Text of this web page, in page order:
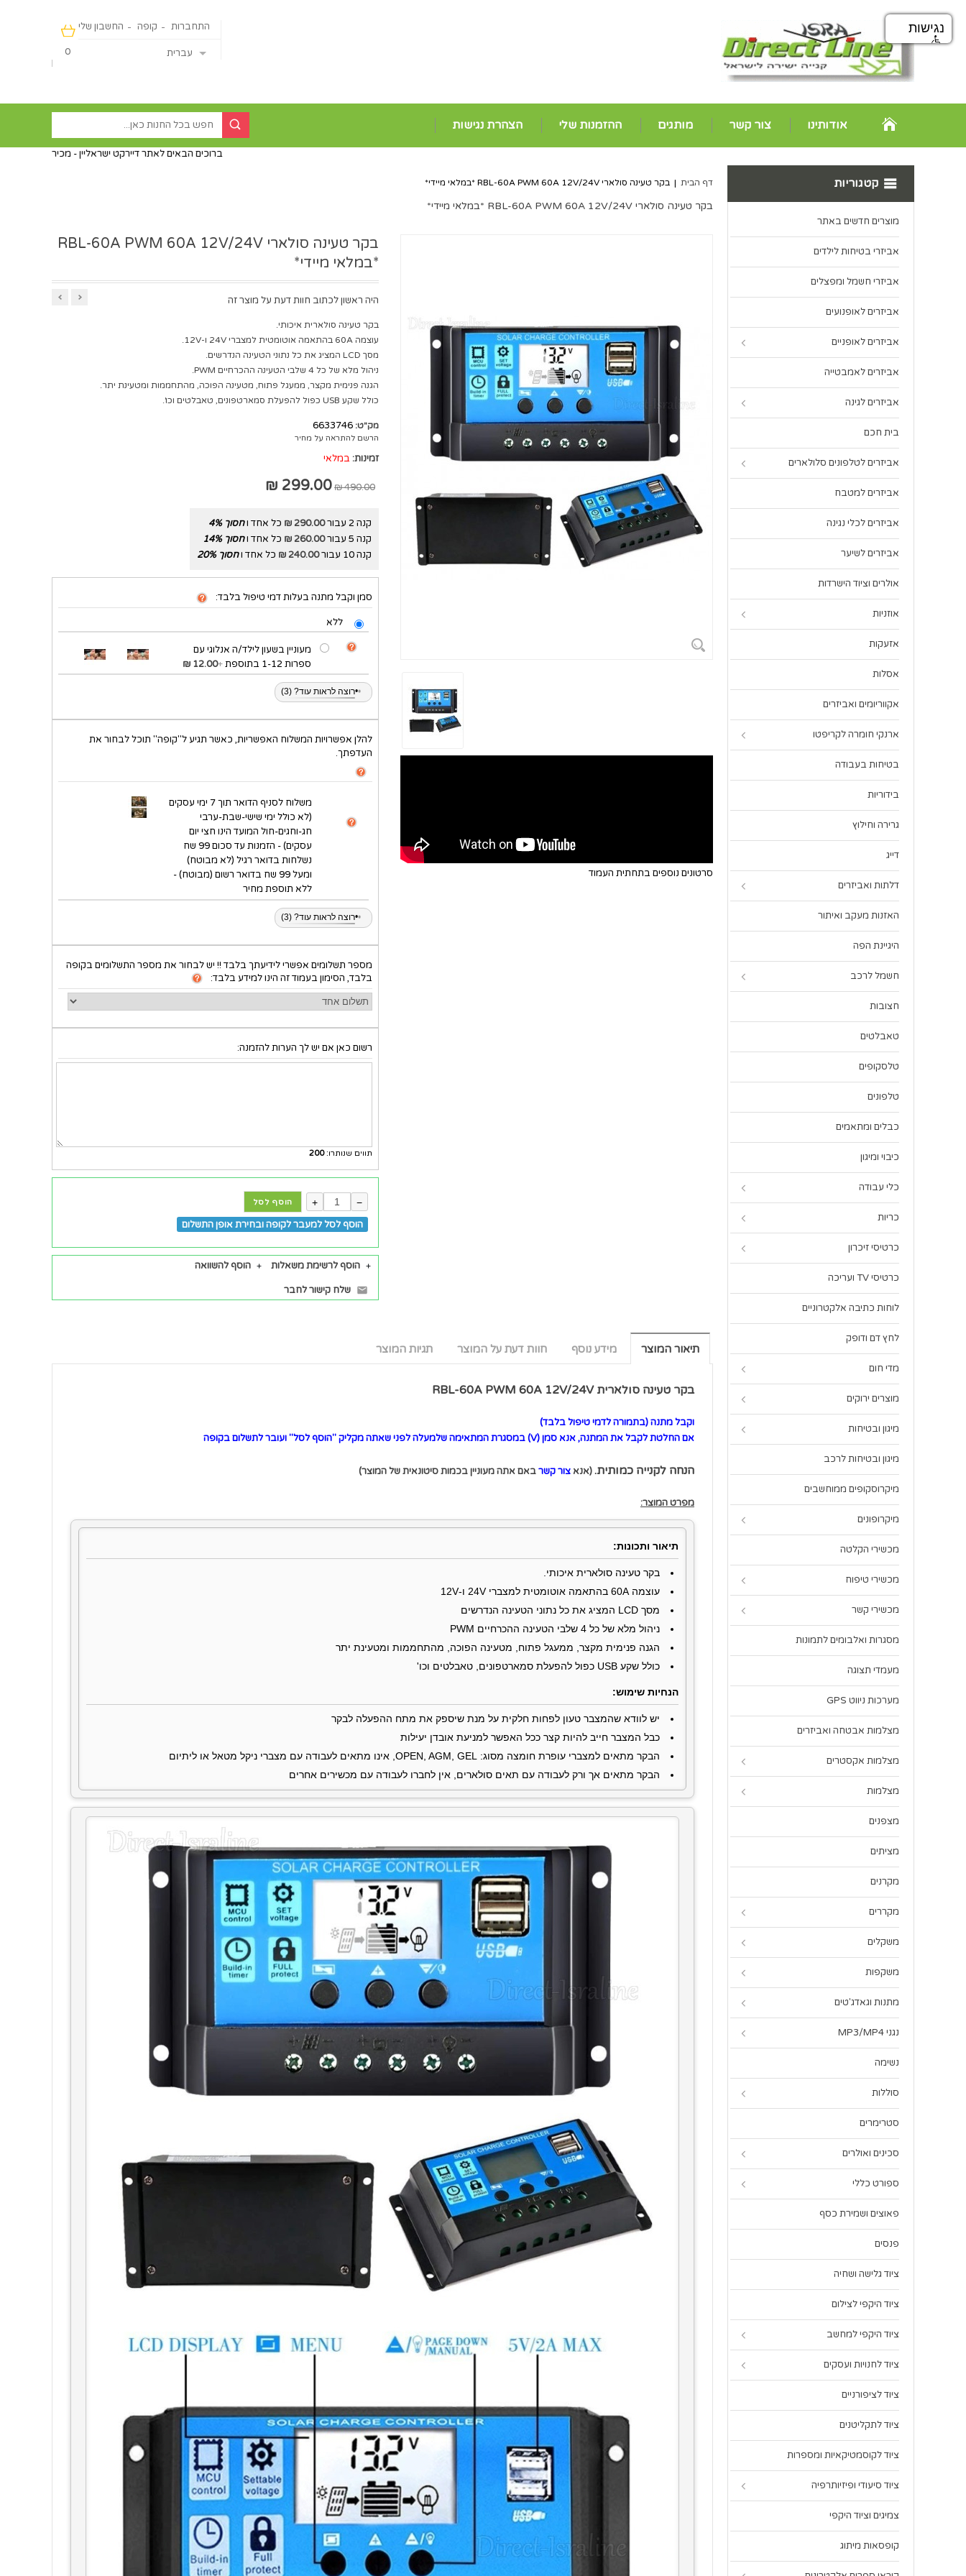
0
החשבון שלי קופה התחברות
עברית
אודותינו צור קשר מותגים ההזמנות שלי הצהרת נגישות
ברוכים הבאים לאתר דיירקט ישראליין - מכירה מהיבואן ישירות לצרכן
דף הבית | בקר טעינה סולארי RBL-60A PWM 60A 12V/24V *במלאי מיידי*
בקר טעינה סולארי RBL-60A PWM 60A 12V/24V *במלאי מיידי*
סרטונים נוספים בתחתית העמוד
בקר טעינה סולארי RBL-60A PWM 60A 12V/24V
*במלאי מיידי*
היה ראשון לכתוב חוות דעת על מוצר זה
בקר טעינה סולארית איכותי.
עוצמה 60A בהתאמה אוטומטית למצברי 24V ו-12V.
מסך LCD המציג את כל נתוני הטעינה הנדרשים.
ניהול מלא של כל 4 שלבי הטעינה ההכרחיים PWM.
הגנה פנימית מקצר, ממעגל פתוח, מטעינה הפוכה, מהתחממות ומטעינת יתר.
כולל שקע USB כפול להפעלת סמארטפונים, טאבלטים וכו'.
מק"ט: 6633746
הרשם להתראה על מחיר
זמינות: במלאי
490.00 ₪
299.00 ₪
קנה 2 עבור 290.00 ₪ כל אחד וחסוך 4%
קנה 5 עבור
260.00 ₪ כל אחד וחסוך 14%
קנה 10 עבור
240.00 ₪ כל אחד וחסוך 20%
סמן וקבל מתנה בעלות דמי טיפול בלבד:
ללא
מעוניין בשעון לילד/ה אנלוגי עם
ספרות 1-12 בתוספת
+
12.00 ₪
••• רוצה לראות עוד? (3)
להלן אפשרויות המשלוח האפשריות, כאשר תגיע ל"קופה" תוכל לבחור את
העדפתך.
משלוח לסניף הדואר תוך 7 ימי עסקים
(לא כולל ימי שישי-שבת-ערבי
חג-וחגים-חול המועד הינו חצי יום
עסקים) - הזמנות עד סכום 99 שח
נשלחות בדואר רגיל (לא מבוטח)
ומעל 99 שח בדואר רשום (מבוטח) -
ללא תוספת מחיר
••• רוצה לראות עוד? (3)
מספר תשלומים אפשרי לידיעתך בלבד !! יש לבחור את מספר התשלומים בקופה
בלבד, הסימון בעמוד זה הינו למידע בלבד:
רשום כאן אם יש לך הערות להזמנה:
תווים שנותרו:200
−
+ הוסף לסל
הוסף לסל למעבר לקופה ובחירת אופן התשלום
הוסף לרשימת משאלות הוסף להשוואה
שלח קישור לחבר
תיאור המוצר מידע נוסף חוות דעת על המוצר תגיות המוצר
בקר טעינה סולאריתRBL-60A PWM 60A 12V/24V
וקבל מתנה (בתמורה לדמי טיפול בלבד)
אם החלטת לקבל את המתנה, אנא סמן(V) במסגרת המתאימה שלמעלה לפני שאתה מקליק "הוסף לסל" ועובר לתשלום בקופה
הנחה לקנייה כמותית.(אנא צור קשרבאם אתה מעוניין בכמות סיטונאית של המוצר)
מפרט המוצר:
תיאור ותכונות:
בקר טעינה סולארית איכותי.
עוצמה 60A בהתאמה אוטומטית למצברי 24V ו-12V
מסך LCD המציג את כל נתוני הטעינה הנדרשים
ניהול מלא של כל 4 שלבי הטעינה ההכרחיים PWM
הגנה פנימית מקצר, ממעגל פתוח, מטעינה הפוכה, מהתחממות ומטעינת יתר
כולל שקע USB כפול להפעלת סמארטפונים, טאבלטים וכו'
הנחיות שימוש:
יש לוודא שהמצבר טעון לפחות חלקית על מנת שיספק את מתח ההפעלה לבקר
כבל המצבר חייב להיות קצר ככל האפשר למניעת אובדן יעילות
הבקר מתאים למצברי עופרת חומצה מסוג: OPEN, AGM, GEL, אינו מתאים לעבודה עם מצברי ניקל מטאל או ליתיום
הבקר מתאים אך ורק לעבודה עם תאים סולארים, אין לחברו לעבודה עם מכשירים אחרים
קטגוריות
מוצרים חדשים באתר
אביזרי בטיחות לילדים
אביזרי חשמל ומפצלים
אביזרים לאופנועים
אביזרים לאופניים
אביזרים לאמבטייה
אביזרים לגינה
בית חכם
אביזרים לטלפונים סלולארים
אביזרים למטבח
אביזרים לכלי נגינה
אביזרים לשיער
אולרים וציוד הישרדות
אוזניות
אזעקות
אסלות
אקווריומים ואביזרים
ארנקי חומרה לקריפטו
בטיחות בעבודה
בידוריות
גרירה וחילוץ
דייג
דלתות ואביזרים
האזנות מעקב ואיתור
היגיינת הפה
חשמל לרכב
חצובות
טאבלטים
טלסקופים
טלפונים
כבלים ומתאמים
כיבוי ומיגון
כלי עבודה
כריות
כרטיסי זיכרון
כרטיסי TV ועריכה
לוחות כתיבה אלקטרוניים
לחץ דם ודופק
מדי חום
מוצרים ירוקים
מיגון ובטיחות
מיגון ובטיחות לרכב
מיקרוסקופים ממוחשבים
מיקרופונים
מכשירי הקלטה
מכשירי טיפוח
מכשירי קשר
מסגרות ואלבומים לתמונות
מעמדי תצוגה
מערכות ניווט GPS
מצלמות אבטחה ואביזרים
מצלמות אקסטרים
מצלמות
מצפנים
מציתים
מקרנים
מקררים
משקלים
משקפות
מתנות וגאדג'טים
נגני MP3/MP4
נשימה
סוללות
סטרימרים
סכינים ואולרים
ספורט כללי
פאוצים ושמירת כסף
פנסים
ציוד גלישה ושחיה
ציוד היקפי לצילום
ציוד היקפי למחשב
ציוד לחנויות ועסקים
ציוד לציפורניים
ציוד לתקליטנים
ציוד לקוסמטיקאיות ומספרות
ציוד סיעודי ופיזיותרפיה
צמיגים וציוד היקפי
קופסאות מיתוג
נגישות